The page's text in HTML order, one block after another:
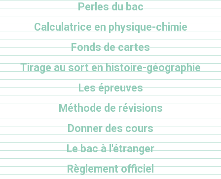
Perles du bac
Calculatrice en physique-chimie
Fonds de cartes
Tirage au sort en histoire-géographie
Les épreuves
Méthode de révisions
Donner des cours
Le bac à l'étranger
Règlement officiel